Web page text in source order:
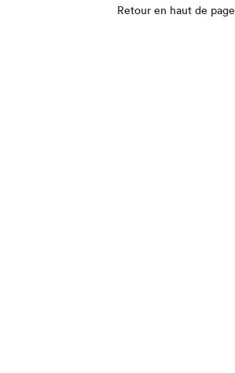
Retour en haut de page